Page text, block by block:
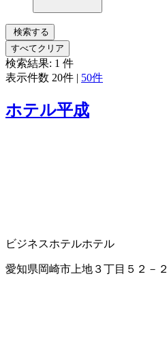
検索する
すべてクリア
検索結果: 1 件
表示件数 20件 | 50件
ホテル平成
ビジネスホテルホテル
愛知県岡崎市上地３丁目５２－２